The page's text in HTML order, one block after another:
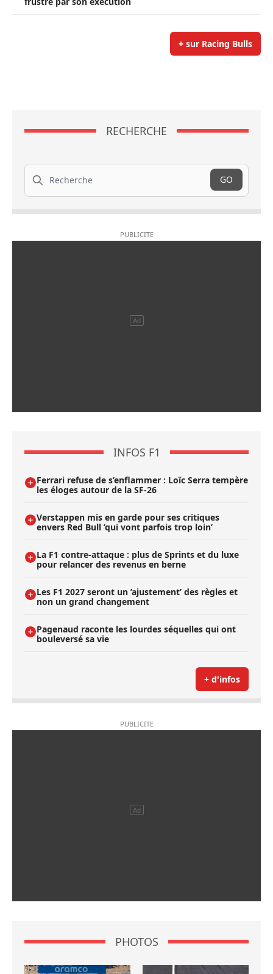
+ sur Racing Bulls
RECHERCHE
Recherche
GO
INFOS F1
Ferrari refuse de s’enflammer : Loïc Serra tempère
les éloges autour de la SF-26
Verstappen mis en garde pour ses critiques
envers Red Bull ’qui vont parfois trop loin’
La F1 contre-attaque : plus de Sprints et du luxe
pour relancer des revenus en berne
Les F1 2027 seront un ’ajustement’ des règles et
non un grand changement
Pagenaud raconte les lourdes séquelles qui ont
bouleversé sa vie
+ d'infos
PHOTOS